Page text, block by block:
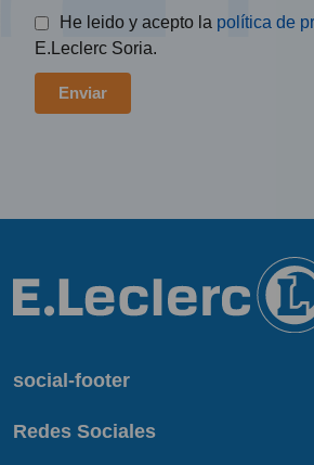
He leido y acepto la política de
E.Leclerc Soria.
social-footer
Redes Sociales